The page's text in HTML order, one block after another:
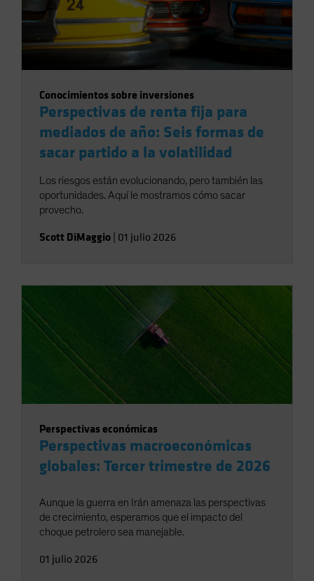
Conocimientos sobre inversiones
Perspectivas de renta fija para
mediados de año: Seis formas de
sacar partido a la volatilidad
Los riesgos están evolucionando, pero también las
oportunidades. Aquí le mostramos cómo sacar
provecho.
Scott DiMaggio 01 julio 2026
Perspectivas económicas
Perspectivas macroeconómicas
globales: Tercer trimestre de 2026
Aunque la guerra en Irán amenaza las perspectivas
de crecimiento, esperamos que el impacto del
choque petrolero sea manejable.
01 julio 2026